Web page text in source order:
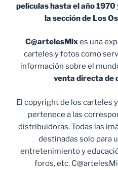
películas hasta el año
la sección de Los
C@artelesMixes una
carteles y fotos como
información sobre el
venta directa de
El copyright de los carteles
pertenece a las
distribuidoras. Todas las
destinadas solo para
entretenimiento y
foros, etc.